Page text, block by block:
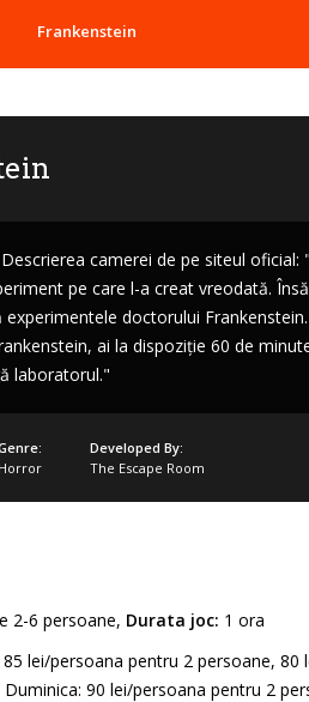
Frankenstein
Descrierea camerei de pe siteul
pe care l-a creat vreodată.
experimentele doctorului
ai la dispoziție 60 de
laboratorul."
Horror
Developed By:
The Escape Room
2-6 persoane, Durata joc: 1 ora
85 lei/persoana pentru 2 persoane,
90 lei/persoana pentru 2